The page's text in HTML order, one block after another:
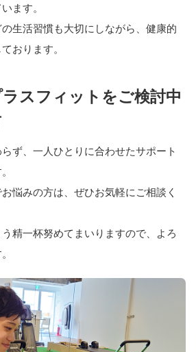
ます。
生活習慣も大切にしながら、健康的
おります。
ラスフィットをご検討中
ず、一人ひとりに合わせたサポート
悩みの方は、ぜひお気軽にご相談く
精一杯努めてまいりますので、よろ